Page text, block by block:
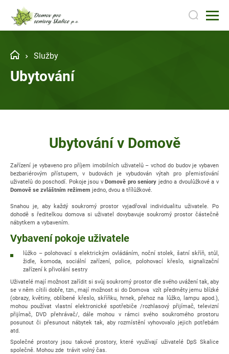
Služby
Ubytování
Ubytování v Domově
Zařízení je vybaveno pro příjem imobilních uživatelů – vchod do budov je vybaven
bezbariérovým přístupem, v budovách je vybudován výtah pro přemisťování
uživatelů do poschodí. Pokoje jsou vDomově pro seniory jedno a dvoulůžkové a v
Domově se zvláštním režimem jedno, dvou a třílůžkové.
Snahou je, aby každý soukromý prostor vyjadřoval individualitu uživatele. Po
dohodě s ředitelkou domova si uživatel dovybavuje soukromý prostor částečně
nábytkem a vybavením.
Vybavení pokoje uživatele
lůžko – polohovací s elektrickým ovládáním, noční stolek, šatní skříň, stůl,
židle, komoda, sociální zařízení, police, polohovací křeslo, signalizační
zařízení k přivolání sestry
Uživatelé mají možnost zařídit si svůj soukromý prostor dle svého uvážení tak, aby
se v něm cítili dobře, tzn., mají možnost si do Domova vzít předměty jemu blízké
(obrazy, květiny, oblíbené křeslo, skříňku, hrnek, přehoz na lůžko, lampu apod.),
mohou používat vlastní elektronické spotřebiče /rozhlasový přijímač, televizní
přijímač, DVD přehrávač/, dále mohou v rámci svého soukromého prostoru
posunout či přesunout nábytek tak, aby rozmístění vyhovovalo jejich potřebám
atd.
Společné prostory jsou takové prostory, které využívají uživatelé DpS Skalice
společně. Mohou zde trávit volný čas.